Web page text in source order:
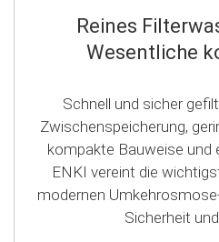
Reines
Wesentliche
Schnell und sicher
Zwischenspeicherung,
kompakte Bauweise und
ENKI vereint die
modernen
Sicherheit